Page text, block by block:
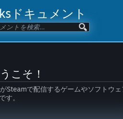
ドキュメント
こそ！
Steamで配信するゲームやソフトウェ
す。